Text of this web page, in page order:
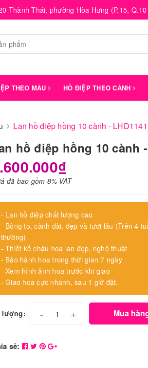
Thành Thái, phường Hòa Hưng (P.15,
THEO MÀU HỒ ĐIỆP THEO CÀNH
Lan hồ điệp hồng 10 cành - LHD1141
hồ điệp hồng 10 cành -
đã bao gồm 8% VAT
- Lan hồ điệp chất lượng cao
- Bông to, cành dài, đẹp và tươi lâu (Trên 4
thường)
- Thiết kế chậu hoa lan đẹp, nghệ thuật
- Bảo hành hoa trong thời gian 7 ngày
- Xem hình ảnh hoa trước khi giao
- Giao hoa cực nhanh, sau 1 giờ đặt.
lượng: - + Mua
sẻ: